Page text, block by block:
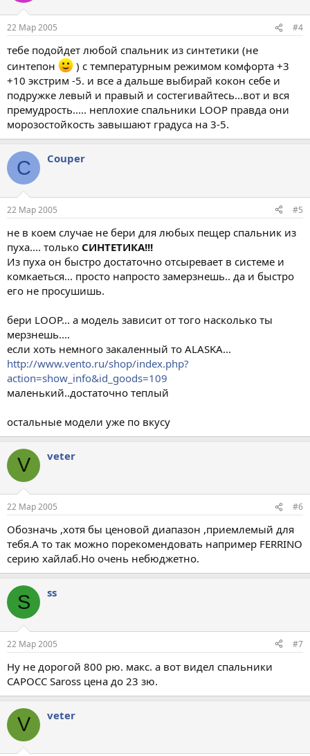
22 Мар 2005 #4
тебе подойдет любой спальник из синтетики (не
синтепон
) с температурным режимом комфорта +3
+10 экстрим -5. и все а дальше выбирай кокон себе и
подружке левый и правый и состегивайтесь...вот и вся
премудрость..... неплохие спальники LOOP правда они
морозостойкость завышают градуса на 3-5.
C Couper
22 Мар 2005 #5
не в коем случае не бери для любых пещер спальник из
пуха.... только СИНТЕТИКА!!!
Из пуха он быстро достаточно отсыревает в системе и
комкаеться... просто напросто замерзнешь.. да и быстро
его не просушишь.
бери LOOP... а модель зависит от того насколько ты
мерзнешь....
если хоть немного закаленный то ALASKA...
http://www.vento.ru/shop/index.php?
action=show_info&id_goods=109
маленький..достаточно теплый
остальные модели уже по вкусу
V veter
22 Мар 2005 #6
Обозначь ,хотя бы ценовой диапазон ,приемлемый для
тебя.А то так можно порекомендовать например FERRINO
серию хайлаб.Но очень небюджетно.
S ss
22 Мар 2005 #7
Ну не дорогой 800 рю. макс. а вот видел спальники
САРОСС Saross цена до 23 зю.
V veter